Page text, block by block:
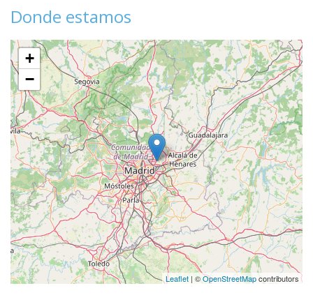
Donde estamos
+
−
Leaflet | ©OpenStreetMapcontributors